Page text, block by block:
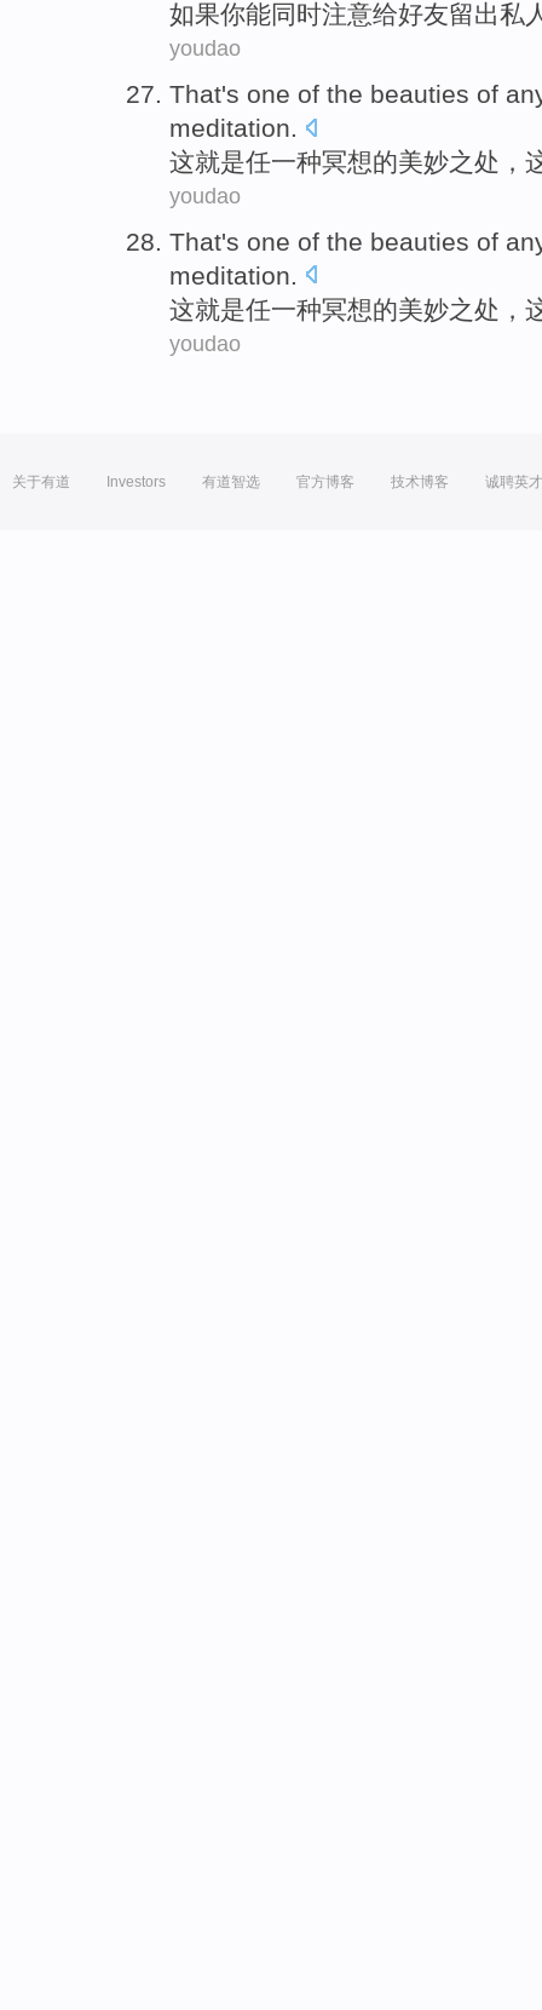
如果你能同时注意给好友留出私
youdao
That's one of the beauties of
meditation.
这就是任一种冥想的美妙之处，
youdao
That's one of the beauties of
meditation
这就是任一种冥想的美妙之处，
youdao
关于有道 Investors 有道智选 官方博客 技术博客 诚聘英才